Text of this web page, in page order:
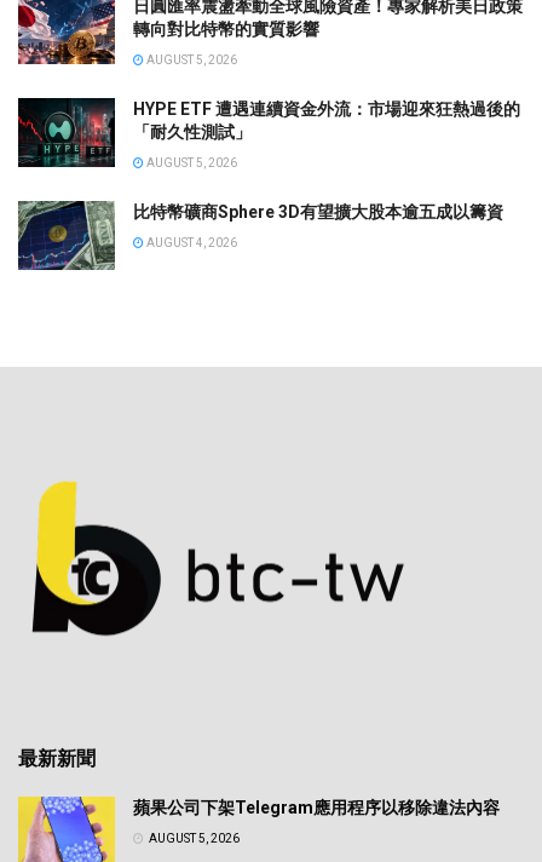
日圓匯率震盪牽動全球風險資產！專家解析美日政策
轉向對比特幣的實質影響
AUGUST 5, 2026
HYPE ETF 遭遇連續資金外流：市場迎來狂熱過後的
「耐久性測試」
AUGUST 5, 2026
比特幣礦商Sphere 3D有望擴大股本逾五成以籌資
AUGUST 4, 2026
最新新聞
蘋果公司下架Telegram應用程序以移除違法內容
AUGUST 5, 2026